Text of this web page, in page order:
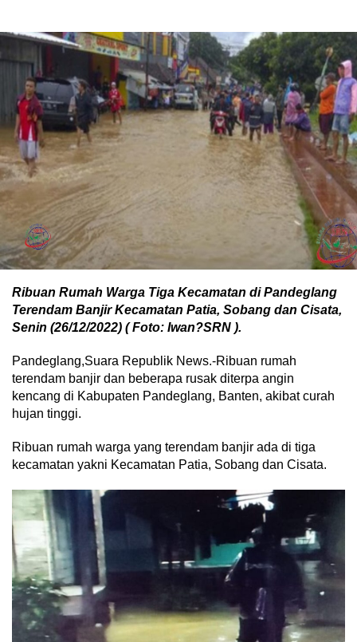
Ribuan Rumah Warga Tiga Kecamatan di Pandeglang
Terendam Banjir Kecamatan Patia, Sobang dan Cisata,
Senin (26/12/2022) ( Foto: Iwan?SRN ).
Pandeglang,Suara Republik News.-Ribuan rumah
terendam banjir dan beberapa rusak diterpa angin
kencang di Kabupaten Pandeglang, Banten, akibat curah
hujan tinggi.
Ribuan rumah warga yang terendam banjir ada di tiga
kecamatan yakni Kecamatan Patia, Sobang dan Cisata.